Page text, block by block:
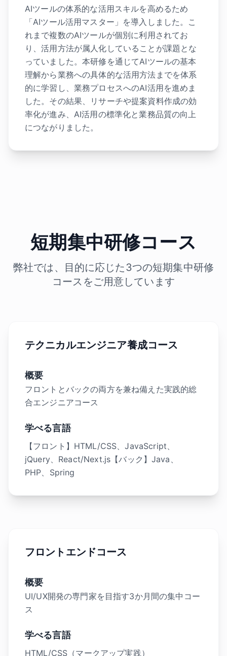
AIツールの体系的な活用スキルを高めるため
「AIツール活用マスター」を導入しました。こ
れまで複数のAIツールが個別に利用されてお
り、活用方法が属人化していることが課題とな
っていました。本研修を通じてAIツールの基本
理解から業務への具体的な活用方法までを体系
的に学習し、業務プロセスへのAI活用を進めま
した。その結果、リサーチや提案資料作成の効
率化が進み、AI活用の標準化と業務品質の向上
につながりました。
短期集中研修コース
弊社では、目的に応じた3つの短期集中研修
コースをご用意しています
テクニカルエンジニア養成コース
概要
フロントとバックの両方を兼ね備えた実践的総
合エンジニアコース
学べる言語
【フロント】HTML/CSS、JavaScript、
jQuery、React/Next.js【バック】Java、
PHP、Spring
フロントエンドコース
概要
UI/UX開発の専門家を目指す3か月間の集中コー
ス
学べる言語
HTML/CSS（マークアップ実践）